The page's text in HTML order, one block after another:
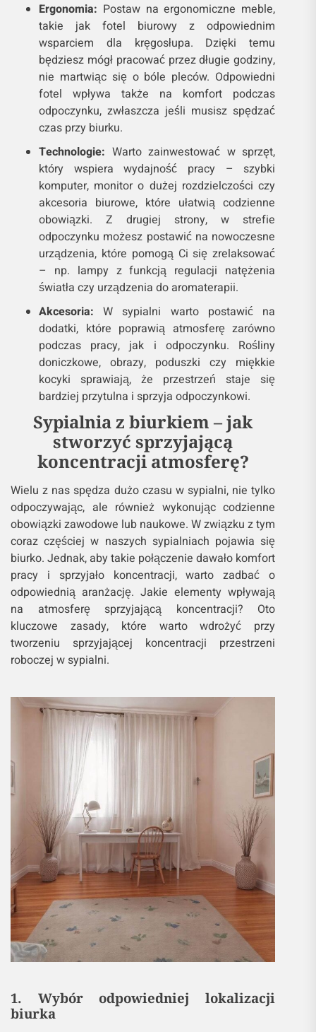
Ergonomia: Postaw na ergonomiczne meble,
takie jak fotel biurowy z odpowiednim
wsparciem dla kręgosłupa. Dzięki temu
będziesz mógł pracować przez długie godziny,
nie martwiąc się o bóle pleców. Odpowiedni
fotel wpływa także na komfort podczas
odpoczynku, zwłaszcza jeśli musisz spędzać
czas przy biurku.
Technologie: Warto zainwestować w sprzęt,
który wspiera wydajność pracy – szybki
komputer, monitor o dużej rozdzielczości czy
akcesoria biurowe, które ułatwią codzienne
obowiązki. Z drugiej strony, w strefie
odpoczynku możesz postawić na nowoczesne
urządzenia, które pomogą Ci się zrelaksować
– np. lampy z funkcją regulacji natężenia
światła czy urządzenia do aromaterapii.
Akcesoria: W sypialni warto postawić na
dodatki, które poprawią atmosferę zarówno
podczas pracy, jak i odpoczynku. Rośliny
doniczkowe, obrazy, poduszki czy miękkie
kocyki sprawiają, że przestrzeń staje się
bardziej przytulna i sprzyja odpoczynkowi.
Sypialnia z biurkiem – jak
stworzyć sprzyjającą
koncentracji atmosferę?
Wielu z nas spędza dużo czasu w sypialni, nie tylko
odpoczywając, ale również wykonując codzienne
obowiązki zawodowe lub naukowe. W związku z tym
coraz częściej w naszych sypialniach pojawia się
biurko. Jednak, aby takie połączenie dawało komfort
pracy i sprzyjało koncentracji, warto zadbać o
odpowiednią aranżację. Jakie elementy wpływają
na atmosferę sprzyjającą koncentracji? Oto
kluczowe zasady, które warto wdrożyć przy
tworzeniu sprzyjającej koncentracji przestrzeni
roboczej w sypialni.
1. Wybór odpowiedniej lokalizacji
biurka